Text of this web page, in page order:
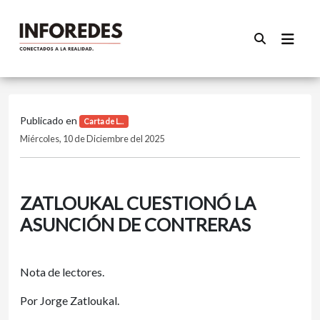
Publicado en Carta de L...
Miércoles, 10 de Diciembre del 2025
ZATLOUKAL CUESTIONÓ LA
ASUNCIÓN DE CONTRERAS
Nota de lectores.
Por Jorge Zatloukal.